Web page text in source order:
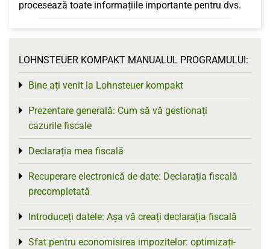
procesează toate informațiile importante pentru dvs.
LOHNSTEUER KOMPAKT MANUALUL PROGRAMULUI:
Bine ați venit la Lohnsteuer kompakt
Toggle menu
Prezentare generală: Cum să vă gestionați
cazurile fiscale
Toggle menu
Declarația mea fiscală
Toggle menu
Recuperare electronică de date: Declarația fiscală
precompletată
Toggle menu
Introduceți datele: Așa vă creați declarația fiscală
Toggle menu
Sfat pentru economisirea impozitelor: optimizați-
Toggle menu